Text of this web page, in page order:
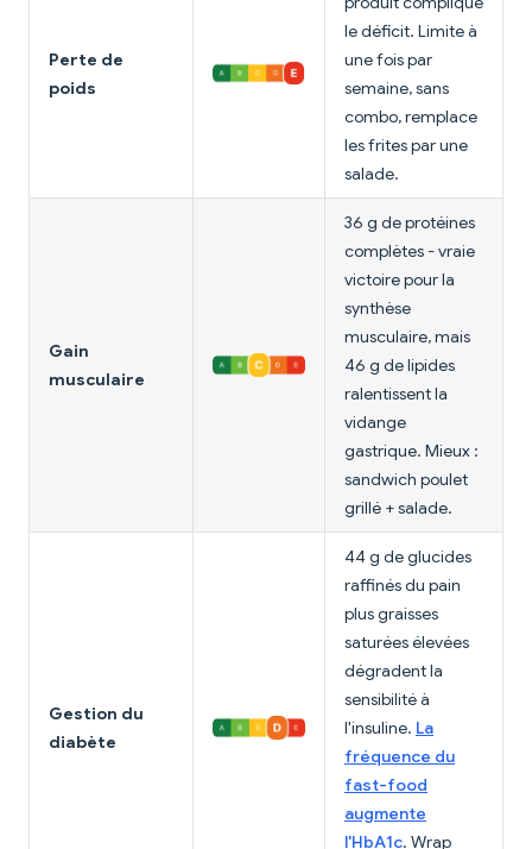
Perte de
poids
le déficit. Limite à
une fois par
semaine, sans
combo, remplace
les frites par une
salade.
Gain
musculaire
36 g de protéines
complètes - vraie
victoire pour la
synthèse
musculaire, mais
46 g de lipides
ralentissent la
vidange
gastrique. Mieux :
sandwich poulet
grillé + salade.
Gestion du
diabète
44 g de glucides
raffinés du pain
plus graisses
saturées élevées
dégradent la
sensibilité à
l'insuline. La
fréquence du
fast-food
augmente
l'HbA1c. Wrap